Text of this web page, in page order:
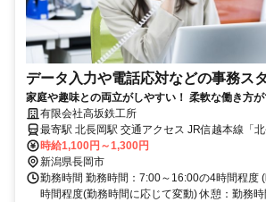
データ入力や電話応対などの事務ス
家庭や趣味との両立がしやすい！ 柔軟な働き方
す◎有限会社高坂鉄工所
最寄駅 北長岡駅 交通アクセス JR信越
時給1,100円～1,300円
新潟県長岡市
勤務時間 勤務時間：7:00～16:00の4時間程度
時間程度(勤務時間に応じて変動) 休憩：勤務